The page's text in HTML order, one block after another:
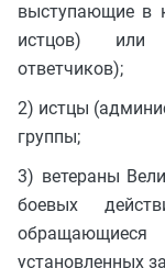
выступающие в
истцов) или
ответчиков);
2) истцы
группы;
3) ветераны
боевых
установленных